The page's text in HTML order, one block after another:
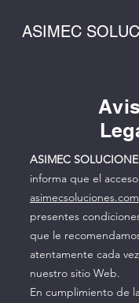
ASIMEC
ASIMEC
informa que el
asimecsoluciones.com
presentes
que le
atentamente cada
nuestro sitio Web.
En cumplimiento de